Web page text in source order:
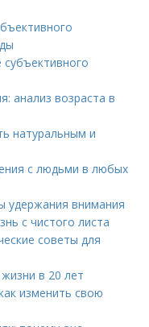
анализ возраста в
натуральным и
с людьми в любых
удержания внимания
с чистого листа
советы для
в 20 лет
изменить свою